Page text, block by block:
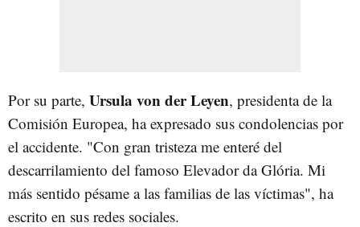
Por su parte, Ursula von der Leyen, presidenta de la
Comisión Europea, ha expresado sus condolencias por
el accidente. "Con gran tristeza me enteré del
descarrilamiento del famoso Elevador da Glória. Mi
más sentido pésame a las familias de las víctimas", ha
escrito en sus redes sociales.